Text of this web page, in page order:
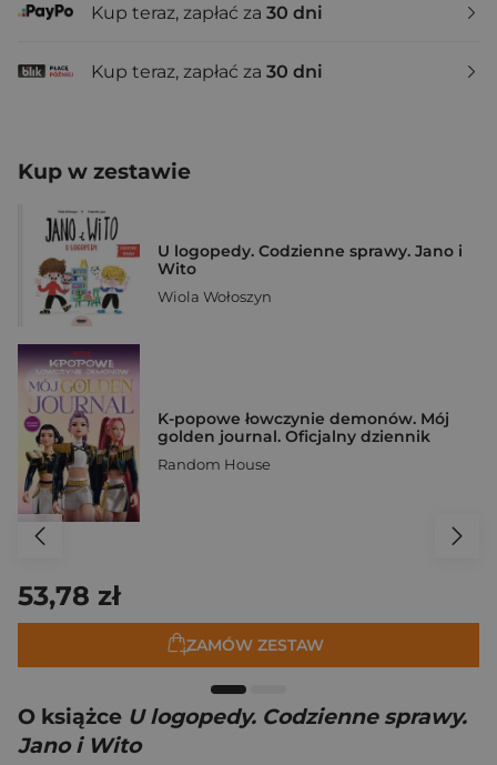
Kup teraz, zapłać za 30 dni
Kup teraz, zapłać za 30 dni
Kup w zestawie
U logopedy. Codzienne sprawy. Jano i
Wito
Wiola Wołoszyn
K-popowe łowczynie demonów. Mój
golden journal. Oficjalny dziennik
Random House
53,78 zł
ZAMÓW ZESTAW
O książce U logopedy. Codzienne sprawy.
Jano i Wito